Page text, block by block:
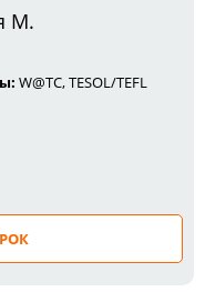
М.
W@TC, TESOL/TEFL